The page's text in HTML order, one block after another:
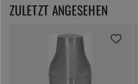
ZULETZT ANGESEHEN